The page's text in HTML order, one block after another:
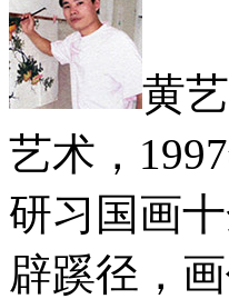
黄
艺术，
研习国画
辟蹊径，